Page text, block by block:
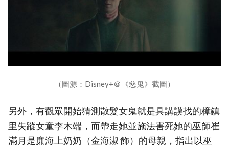
（圖源：Disney+＠《惡鬼》截圖）
另外，有觀眾開始猜測散髮女鬼就是具講謨找的樟鎮
里失蹤女童李木端，而帶走她並施法害死她的巫師崔
滿月是廉海上奶奶（金海淑 飾）的母親，指出以巫